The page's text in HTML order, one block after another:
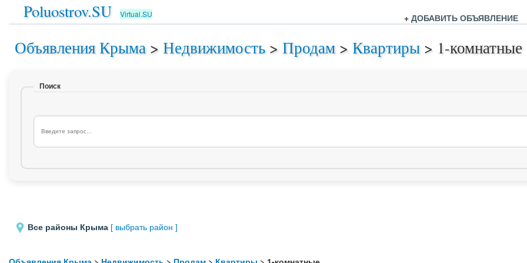
Poluostrov.SU Virtual.SU + ДОБАВИТЬ ОБЪЯВЛЕНИЕ
Объявления Крыма > Недвижимость> Продам > Квартиры > 1-комнатные
Поиск
Все районы Крыма [ выбрать район ]